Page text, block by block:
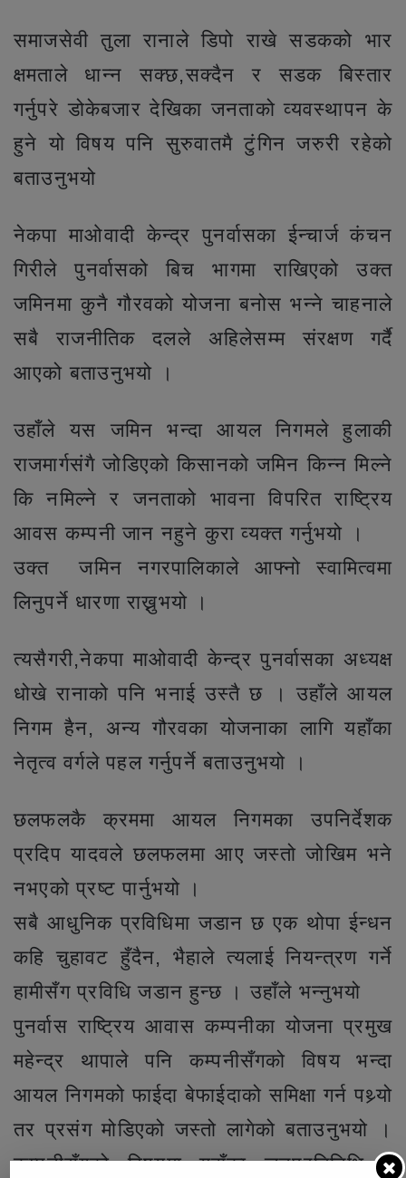
समाजसेवी तुला रानाले डिपो राखे सडकको भार
क्षमताले धान्न सक्छ,सक्दैन र सडक बिस्तार
गर्नुपरे डोकेबजार देखिका जनताको व्यवस्थापन के
हुने यो विषय पनि सुरुवातमै टुंगिन जरुरी रहेको
बताउनुभयो
नेकपा माओवादी केन्द्र पुनर्वासका ईन्चार्ज कंचन
गिरीले पुनर्वासको बिच भागमा राखिएको उक्त
जमिनमा कुनै गौरवको योजना बनोस भन्ने चाहनाले
सबै राजनीतिक दलले अहिलेसम्म संरक्षण गर्दै
आएको बताउनुभयो ।
उहाँले यस जमिन भन्दा आयल निगमले हुलाकी
राजमार्गसंगै जोडिएको किसानको जमिन किन्न मिल्ने
कि नमिल्ने र जनताको भावना विपरित राष्ट्रिय
आवस कम्पनी जान नहुने कुरा व्यक्त गर्नुभयो ।
उक्त जमिन नगरपालिकाले आफ्नो स्वामित्वमा
लिनुपर्ने धारणा राख्नुभयो ।
त्यसैगरी,नेकपा माओवादी केन्द्र पुनर्वासका अध्यक्ष
धोखे रानाको पनि भनाई उस्तै छ । उहाँले आयल
निगम हैन, अन्य गौरवका योजनाका लागि यहाँका
नेतृत्व वर्गले पहल गर्नुपर्ने बताउनुभयो ।
छलफलकै क्रममा आयल निगमका उपनिर्देशक
प्रदिप यादवले छलफलमा आए जस्तो जोखिम भने
नभएको प्रष्ट पार्नुभयो ।
सबै आधुनिक प्रविधिमा जडान छ एक थोपा ईन्धन
कहि चुहावट हुँदैन, भैहाले त्यलाई नियन्त्रण गर्ने
हामीसँग प्रविधि जडान हुन्छ । उहाँले भन्नुभयो
पुनर्वास राष्ट्रिय आवास कम्पनीका योजना प्रमुख
महेन्द्र थापाले पनि कम्पनीसँगको विषय भन्दा
आयल निगमको फाईदा बेफाईदाको समिक्षा गर्न पथ्र्यो
तर प्रसंग मोडिएको जस्तो लागेको बताउनुभयो ।
कम्पनीसँगको विषयमा यहाँका जनप्रतिनिधि र